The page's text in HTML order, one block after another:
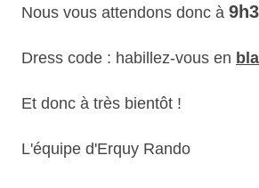
Nous vous attendons donc à
Dress code : habillez-vous en
Et donc à très bientôt !
L'équipe d'Erquy Rando